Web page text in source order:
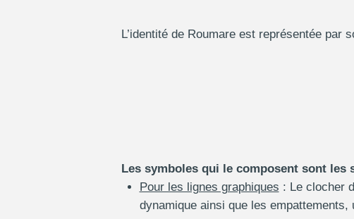
L’identité de Roumare est représentée par
Les symboles qui le composent sont les
Pour les lignes graphiques : Le clocher
dynamique ainsi que les